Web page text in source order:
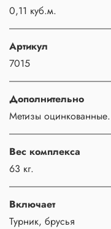
0,11 куб.м.
Артикул
7015
Дополнительно
Метизы
Вес комплекса
63 кг.
Включает
Турник, брусья